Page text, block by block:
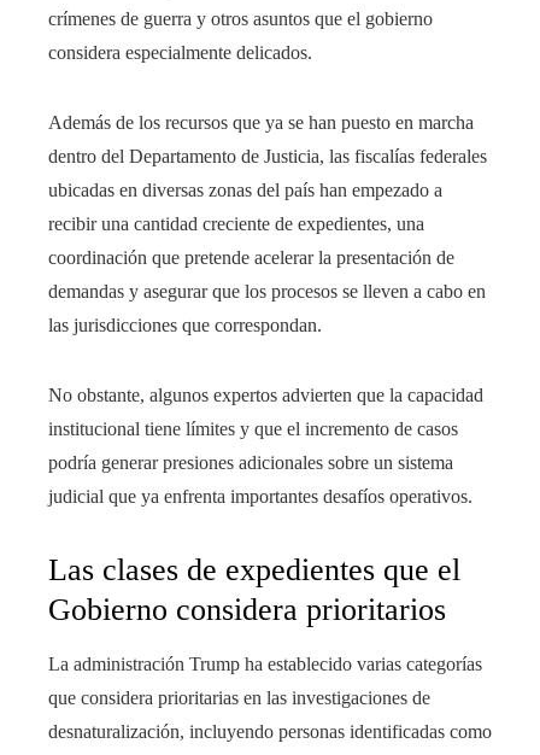
crímenes de guerra y otros asuntos que el gobierno
considera especialmente delicados.
Además de los recursos que ya se han puesto en marcha
dentro del Departamento de Justicia, las fiscalías federales
ubicadas en diversas zonas del país han empezado a
recibir una cantidad creciente de expedientes, una
coordinación que pretende acelerar la presentación de
demandas y asegurar que los procesos se lleven a cabo en
las jurisdicciones que correspondan.
No obstante, algunos expertos advierten que la capacidad
institucional tiene límites y que el incremento de casos
podría generar presiones adicionales sobre un sistema
judicial que ya enfrenta importantes desafíos operativos.
Las clases de expedientes que el
Gobierno considera prioritarios
La administración Trump ha establecido varias categorías
que considera prioritarias en las investigaciones de
desnaturalización, incluyendo personas identificadas como